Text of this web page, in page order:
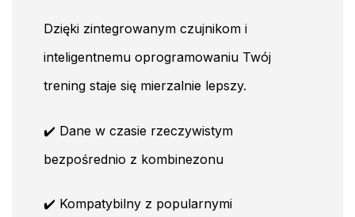
Dzięki zintegrowanym czujnikom i
inteligentnemu oprogramowaniu Twój
trening staje się mierzalnie lepszy.
✔️ Dane w czasie rzeczywistym
bezpośrednio z kombinezonu
✔️ Kompatybilny z popularnymi